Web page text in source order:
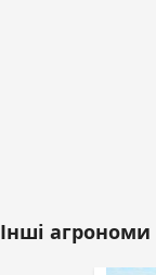
Інші агрономи